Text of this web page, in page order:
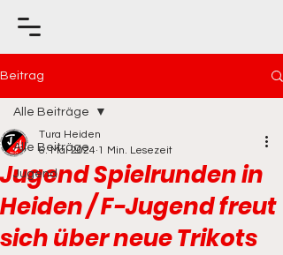
Beitrag
Alle Beiträge
Jugend
Alle Beiträge
Jugend Spielrunden in
Heiden / F-Jugend freut
sich über neue Trikots
Tura Heiden
6. Mai 2024 1 Min. Lesezeit